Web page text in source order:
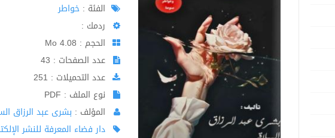
الفئة : خواطر
ردمك :
الحجم : 4.08 Mo
عدد الصفحات : 43
عدد التحميلات : 251
نوع الملف : PDF
المؤلف : بشرى عبد الرزاق
دار فضاء المعرفة للنشر